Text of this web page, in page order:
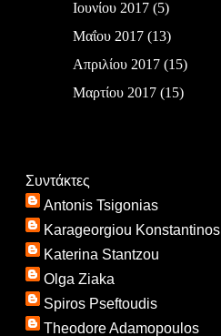
Ιουνίου 2017(5)
Μαΐου 2017(13)
Απριλίου 2017(15)
Μαρτίου 2017(15)
Συντάκτες
Antonis Tsigonias
Karageorgiou Konstantinos
Katerina Stantzou
Olga Ziaka
Spiros Pseftoudis
Theodore Adamopoulos